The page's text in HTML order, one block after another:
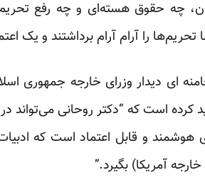
چه حقوق هسته‌ای و چه رفع
را آرام آرام برداشتند و یک
ای دیدار وزرای خارجه جمهوری
کرده است که “دکتر روحانی
هوشمند و قابل اعتماد است که
آمریکا) بگیرد.”